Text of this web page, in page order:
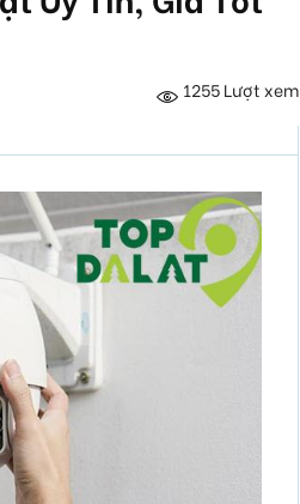
1255Lượt xem